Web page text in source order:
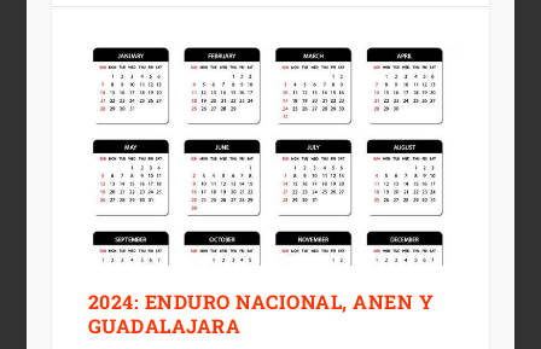
2024: ENDURO NACIONAL, ANEN Y
GUADALAJARA